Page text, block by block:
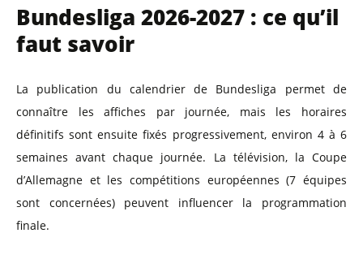
Bundesliga 2026-2027 : ce qu’il
faut savoir
La publication du calendrier de Bundesliga permet de
connaître les affiches par journée, mais les horaires
définitifs sont ensuite fixés progressivement, environ 4 à 6
semaines avant chaque journée. La télévision, la Coupe
d’Allemagne et les compétitions européennes (7 équipes
sont concernées) peuvent influencer la programmation
finale.